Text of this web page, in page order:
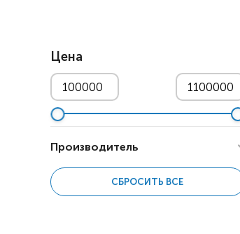
Цена
Производитель
СБРОСИТЬ ВСЕ